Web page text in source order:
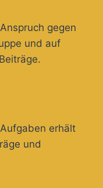
gegen
und auf
erhält
und